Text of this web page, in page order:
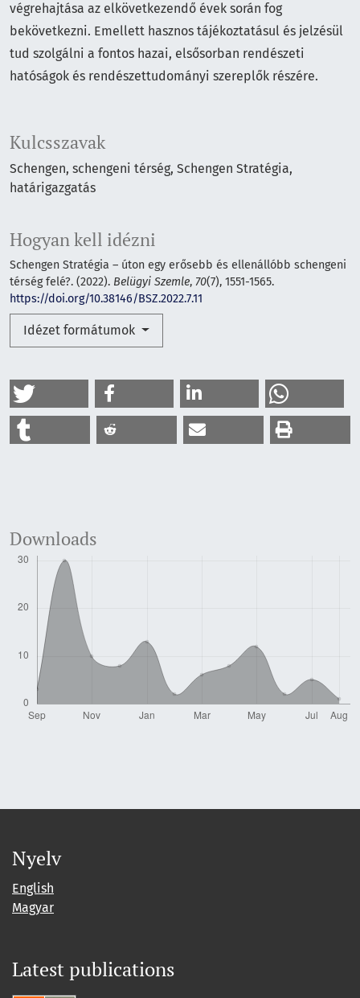
Kulcsszavak
Schengen schengeni térség Schengen Stratégia
határigazgatás
Hogyan kell idézni
Schengen Stratégia – úton egy erősebb és ellenállóbb schengeni
térség felé?. (2022). Belügyi Szemle, 70(7), 1551-1565.
https://doi.org/10.38146/BSZ.2022.7.11
Idézet formátumok
végrehajtása az elkövetkezendő évek során fog
bekövetkezni. Emellett hasznos tájékoztatásul és jelzésül
tud szolgálni a fontos hazai, elsősorban rendészeti
hatóságok és rendészettudományi szereplők részére.
Downloads
Nyelv
English
Magyar
Latest publications